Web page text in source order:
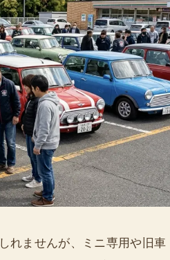
れませんが、ミニ専用や旧車